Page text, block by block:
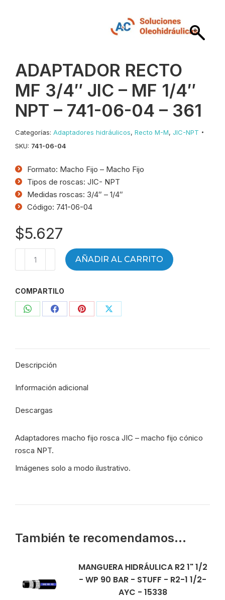
ADAPTADOR RECTO
MF 3/4″ JIC – MF 1/4″
NPT – 741-06-04 – 361
Categorías: Adaptadores hidráulicos, Recto M-M, JIC-NPT
SKU: 741-06-04
Formato: Macho Fijo – Macho Fijo
Tipos de roscas: JIC- NPT
Medidas roscas: 3/4″ – 1/4″
Código: 741-06-04
$5.627
3/4"
JIC
-
-
06-
04
cantidad
AÑADIR AL CARRITO
COMPARTILO
CompartirCompartirCompartirCompartir
Descripción
Información adicional
Descargas
Adaptadores macho fijo rosca JIC – macho fijo cónico
rosca NPT.
Imágenes solo a modo ilustrativo.
También te recomendamos…
MANGUERA HIDRÁULICA R2 1" 1/2
- WP 90 BAR - STUFF - R2-1 1/2-
AYC - 15338